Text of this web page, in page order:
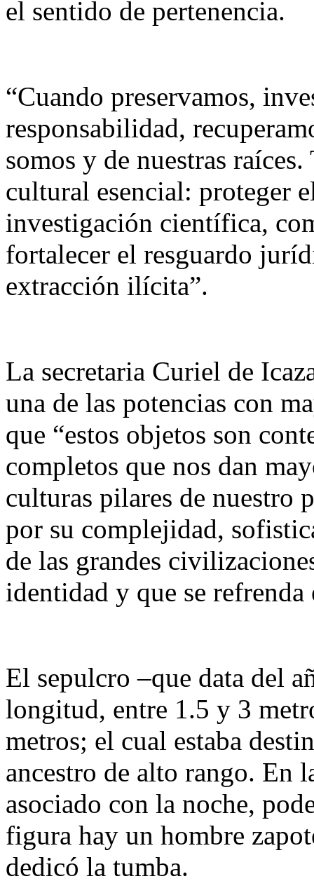
el sentido de pertenencia.
“Cuando preservamos,
responsabilidad,
somos y de nuestras
cultural esencial: proteger
investigación científica,
fortalecer el resguardo
extracción ilícita”.
La secretaria Curiel de
una de las potencias con
que “estos objetos son
completos que nos dan
culturas pilares de nuestro
por su complejidad,
de las grandes
identidad y que se
El sepulcro –que data del
longitud, entre 1.5 y 3
metros; el cual estaba
ancestro de alto rango. En
asociado con la noche,
figura hay un hombre
dedicó la tumba.